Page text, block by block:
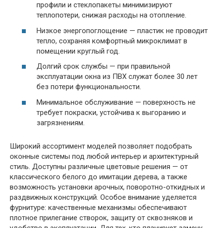
профили и стеклопакеты минимизируют
теплопотери, снижая расходы на отопление.
Низкое энергопоглощение — пластик не проводит
тепло, сохраняя комфортный микроклимат в
помещении круглый год.
Долгий срок службы — при правильной
эксплуатации окна из ПВХ служат более 30 лет
без потери функциональности.
Минимальное обслуживание — поверхность не
требует покраски, устойчива к выгоранию и
загрязнениям.
Широкий ассортимент моделей позволяет подобрать
оконные системы под любой интерьер и архитектурный
стиль. Доступны различные цветовые решения — от
классического белого до имитации дерева, а также
возможность установки арочных, поворотно-откидных и
раздвижных конструкций. Особое внимание уделяется
фурнитуре: качественные механизмы обеспечивают
плотное прилегание створок, защиту от сквозняков и